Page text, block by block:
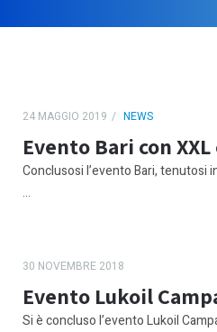
24 MAGGIO 2019 NEWS
Evento Bari con
Conclusosi l’evento Bari,
...
30 NOVEMBRE 2018
Evento Lukoil
Si è concluso l’evento Lukoil